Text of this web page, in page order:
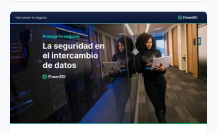
mejorar la productividad, reducir...